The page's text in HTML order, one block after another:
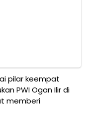
pilar keempat
PWI Ogan Ilir di
memberi